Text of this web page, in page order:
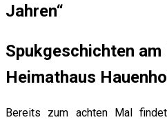
Jahren“
Spukgeschichten am
Heimathaus
Bereits zum achten Mal